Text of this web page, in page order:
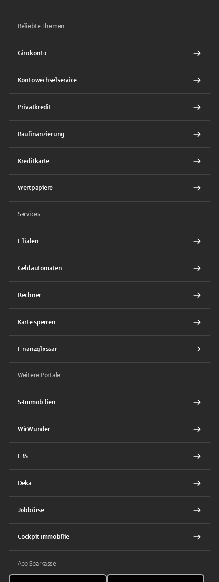
Beliebte Themen
Girokonto
Kontowechselservice
Privatkredit
Baufinanzierung
Kreditkarte
Wertpapiere
Services
Filialen
Geldautomaten
Rechner
Karte sperren
Finanzglossar
Weitere Portale
S-Immobilien
WirWunder
LBS
Deka
Jobbörse
Cockpit Immobilie
App Sparkasse